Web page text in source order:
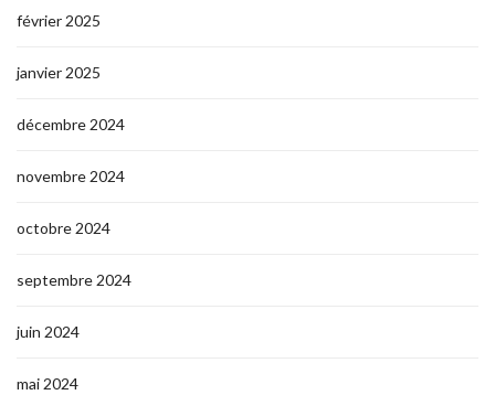
février 2025
janvier 2025
décembre 2024
novembre 2024
octobre 2024
septembre 2024
juin 2024
mai 2024